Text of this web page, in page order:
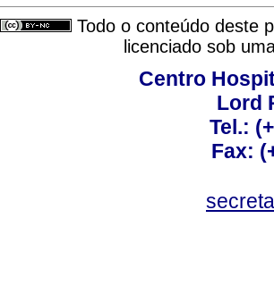
Todo o conteúdo deste
licenciado sob
Centro
Lord
Tel.:
Fax: